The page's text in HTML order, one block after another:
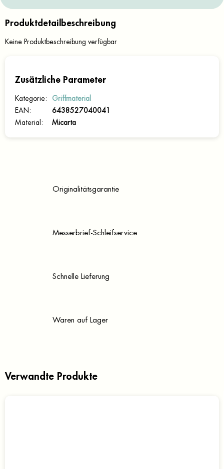
Produktdetailbeschreibung
Keine Produktbeschreibung verfügbar
Zusätzliche Parameter
Kategorie:
Griffmaterial
EAN :
6438527040041
Material : Micarta
Originalitätsgarantie
Messerbrief-Schleifservice
Schnelle Lieferung
Waren auf Lager
Verwandte Produkte